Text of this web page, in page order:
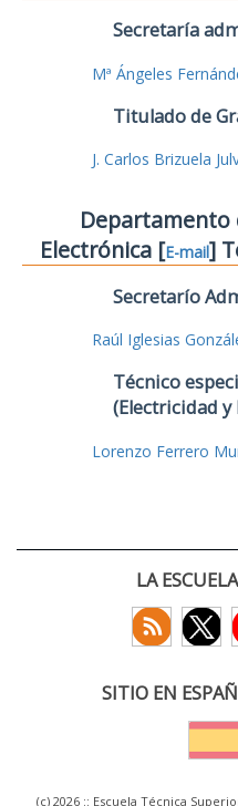
Secretaría
Mª Ángeles
Titulado de
J. Carlos Brizuela
Departamento
Electrónica [E-mail]
Secretarío
Raúl Iglesias
Técnico
(Electricidad y
Lorenzo Ferrero
LA
SITIO EN
(c) 2026 :: Escuela Técnica